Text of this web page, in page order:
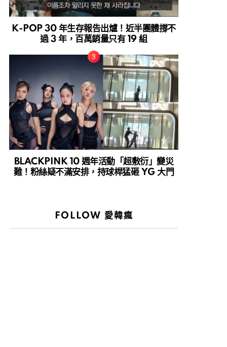
K-POP 30 年生存報告出爐！近半團體撐不
過 3 年，百萬銷量只有 19 組
BLACKPINK 10 週年活動「超敷衍」變災
難！粉絲疑不滿安排，持球桿猛砸 YG 大門
FOLLOW 愛韓瘋